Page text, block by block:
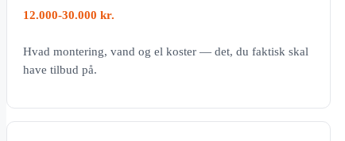
12.000-30.000 kr.
Hvad montering, vand og el koster — det, du faktisk skal
have tilbud på.